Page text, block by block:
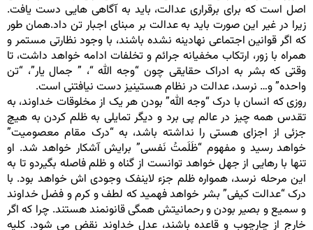
اصل است که برای برقراری عدالت، باید به آگاهی هایی دست یافت.
زیرا در غیر این صورت باید به عدالت بر مبنای اجبار تن داد.همان طور
که اگر قوانین اجتماعی نهادینه نشده باشند، با وجود نظارتی مستمر و
همراه با زور، ارتکاب مخفیانه جرائم و تخلفات ادامه خواهد داشت، تا
وقتی که بشر به ادراک حقایقی چون “وجه الله “، ” جمال یار”، “تن
واحده” و… نرسد، عدالت در نظام هستینیز دست نیافتنی است.
روزی که انسان با درک “وجه الله” بودن هر یک از مخلوقات خداوند، به
تقدس همه چیز در عالم پی برد و دیگر تمایلی به ظلم کردن به هیچ
جزئی از اجزای هستی را نداشته باشد، به “درک مقام معصومیت”
خواهد رسید و مفهوم “ظَلَمتُ نَفسی” برایش آشکار خواهد شد. او
تنها با رهایی از جهل خواهد توانست از گناه و ظلم فاصله بگیردو تا به
این مرحله نرسد، همواره ظلم جزء لاینفک وجودی اش خواهد بود. با
درک “عدالت کیفی” بشر خواهد فهمید که لطف و کرم و فضل خداوند
و سمیع و بصیر بودن و رحمانیتش همگی قانونمند هستند. چرا که اگر
خارج از چارچوب و قاعده باشند، عدل خداوند نقض می شود. کلیه